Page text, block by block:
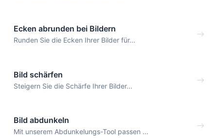
Ecken abrunden bei Bildern
Runden Sie die Ecken Ihrer Bilder für...
Bild schärfen
Steigern Sie die Schärfe Ihrer Bilder...
Bild abdunkeln
Mit unserem Abdunkelungs-Tool passen ...